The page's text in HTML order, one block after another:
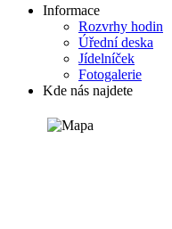
Informace
Rozvrhy hodin
Úřední deska
Jídelníček
Fotogalerie
Kde nás najdete